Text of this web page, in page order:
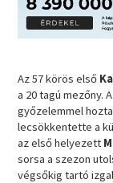
Az 57 körös első
a 20 tagú mezőny. A
győzelemmel
lecsökkentette a
az első helyezett
sorsa a szezon
végsőkig tartó